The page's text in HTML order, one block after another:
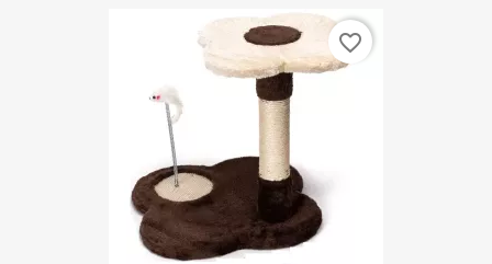
favorite_border